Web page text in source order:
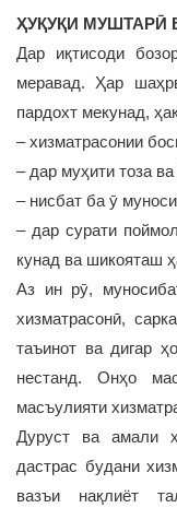
ҲУҚУҚИ МУШТАРӢ
Дар иқтисоди
меравад. Ҳар
пардохт мекунад,
– хизматрасонии
– дар муҳити тоза
– нисбат ба ӯ
– дар сурати
кунад ва шикояташ
Аз ин рӯ,
хизматрасонӣ,
таъинот ва дигар
нестанд. Онҳо
масъулияти
Дуруст ва амали
дастрас будани
вазъи нақлиёт